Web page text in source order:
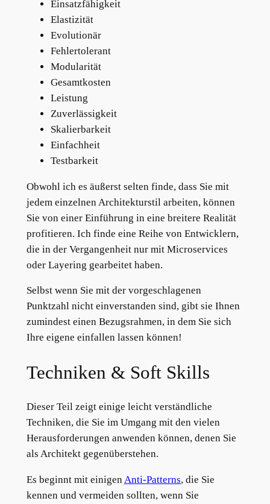
Einsatzfähigkeit
Elastizität
Evolutionär
Fehlertolerant
Modularität
Gesamtkosten
Leistung
Zuverlässigkeit
Skalierbarkeit
Einfachheit
Testbarkeit
Obwohl ich es äußerst selten finde, dass Sie mit
jedem einzelnen Architekturstil arbeiten, können
Sie von einer Einführung in eine breitere Realität
profitieren. Ich finde eine Reihe von Entwicklern,
die in der Vergangenheit nur mit Microservices
oder Layering gearbeitet haben.
Selbst wenn Sie mit der vorgeschlagenen
Punktzahl nicht einverstanden sind, gibt sie Ihnen
zumindest einen Bezugsrahmen, in dem Sie sich
Ihre eigene einfallen lassen können!
Techniken & Soft Skills
Dieser Teil zeigt einige leicht verständliche
Techniken, die Sie im Umgang mit den vielen
Herausforderungen anwenden können, denen Sie
als Architekt gegenüberstehen.
Es beginnt mit einigen Anti-Patterns, die Sie
kennen und vermeiden sollten, wenn Sie